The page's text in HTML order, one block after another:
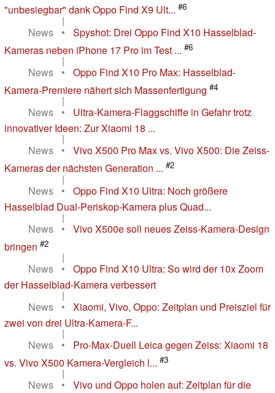
"unbesiegbar" dank Oppo Find X9 Ult... #6
|
News
•
Spyshot: Drei Oppo Find X10 Hasselblad-
Kameras neben iPhone 17 Pro im Test ... #6
|
News
•
Oppo Find X10 Pro Max: Hasselblad-
Kamera-Premiere nähert sich Massenfertigung #4
|
News
•
Ultra-Kamera-Flaggschiffe in Gefahr trotz
innovativer Ideen: Zur Xiaomi 18 ...
|
News
•
Vivo X500 Pro Max vs. Vivo X500: Die Zeiss-
Kameras der nächsten Generation ... #2
|
News
•
Oppo Find X10 Ultra: Noch größere
Hasselblad Dual-Periskop-Kamera plus Quad...
|
News
•
Vivo X500e soll neues Zeiss-Kamera-Design
bringen #2
|
News
•
Oppo Find X10 Ultra: So wird der 10x Zoom
der Hasselblad-Kamera verbessert
|
News
•
Xiaomi, Vivo, Oppo: Zeitplan und Preisziel für
zwei von drei Ultra-Kamera-F...
|
News
•
Pro-Max-Duell Leica gegen Zeiss: Xiaomi 18
vs. Vivo X500 Kamera-Vergleich l... #3
|
News
•
Vivo und Oppo holen auf: Zeitplan für die